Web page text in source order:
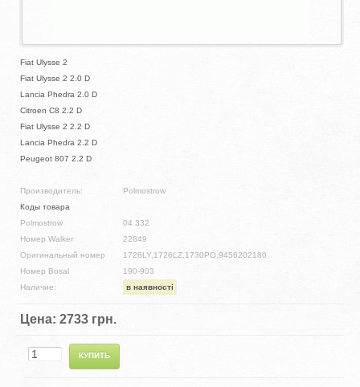
Fiat Ulysse 2
Fiat Ulysse 2 2.0 D
Lancia Phedra 2.0 D
Citroen C8 2.2 D
Fiat Ulysse 2 2.2 D
Lancia Phedra 2.2 D
Peugeot 807 2.2 D
Производитель:
Polmostrow
Коды товара
Polmostrow
04.332
Номер Walker
22849
Оригинальный номер
1726LY,1726LZ,1730PO,9456202180
Номер Bosal
190-903
Наличие:
в наявності
Цена:2733 грн.